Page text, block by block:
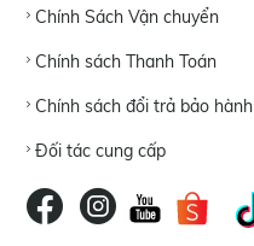
Chính Sách Vận chuyển
Chính sách Thanh Toán
Chính sách đổi trả bảo hành
Đối tác cung cấp